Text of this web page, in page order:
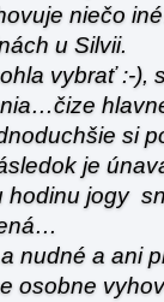
niečo
u Silvii.
vybrať :-),
si
je
jogy
nudné a ani
osobne